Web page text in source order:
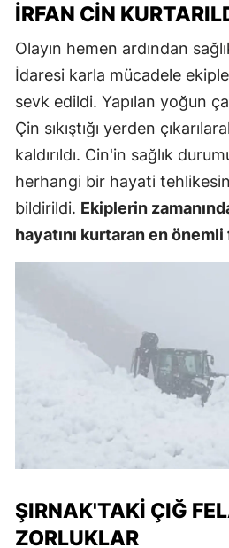
İRFAN CIN
Olayın hemen ardından
İdaresi karla mücadele
sevk edildi. Yapılan yoğun
Çin sıkıştığı yerden
kaldırıldı. Cin'in sağlık
herhangi bir hayati
bildirildi. Ekiplerin
hayatını kurtaran en
ŞIRNAK'TAKI ÇIĞ
ZORLUKLAR